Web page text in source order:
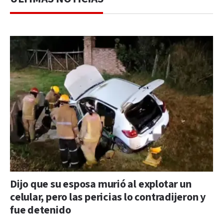
Dijo que su esposa murió al explotar un
celular, pero las pericias lo contradijeron y
fue detenido